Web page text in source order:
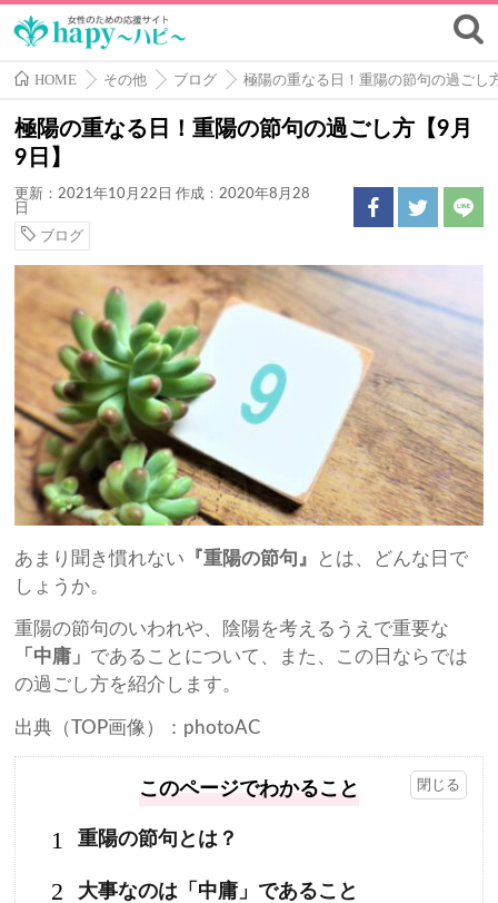
HOME その他 ブログ 極陽の重なる日！重陽の節句の過ごし
極陽の重なる日！重陽の節句の過ごし方【9月
9日】
更新：2021年10月22日 作成：2020年8月28
日
ブログ
あまり聞き慣れない 『重陽の節句』
とは、どんな日で
しょうか。
重陽の節句のいわれや、陰陽を考えるうえで重要な
「中庸」 であることについて、また、この日ならでは
の過ごし方を紹介します。
出典（TOP画像）：photoAC
このページでわかること
1 重陽の節句とは？
2 大事なのは「中庸」であること